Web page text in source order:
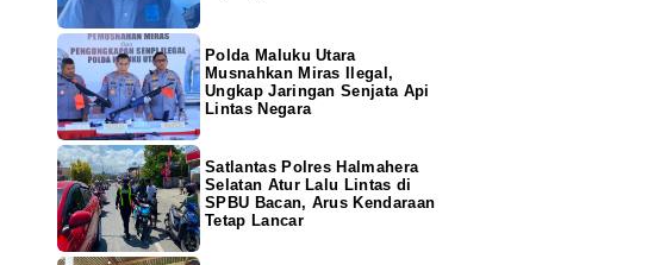
Polda Maluku Utara
Musnahkan Miras Ilegal,
Ungkap Jaringan Senjata Api
Lintas Negara
Satlantas Polres Halmahera
Selatan Atur Lalu Lintas di
SPBU Bacan, Arus Kendaraan
Tetap Lancar